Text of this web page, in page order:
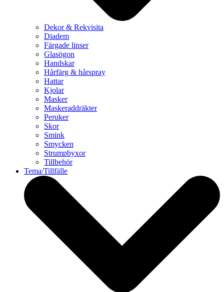
Dekor & Rekvisita
Diadem
Färgade linser
Glasögon
Handskar
Hårfärg & hårspray
Hattar
Kjolar
Masker
Maskeraddräkter
Peruker
Skor
Smink
Smycken
Strumpbyxor
Tillbehör
Tema/Tillfälle